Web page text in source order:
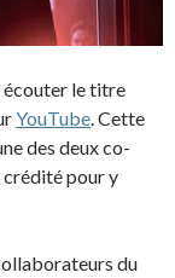
écouter le titre
YouTube. Cette
des deux co-
crédité pour y
du